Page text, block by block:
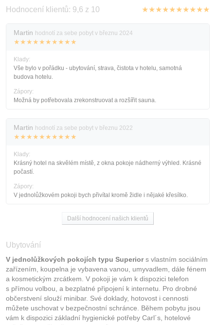
Hodnocení klientů: 9,6 z 10 ★★★★★★★★★★
Martin hodnotí za sebe pobyt v březnu 2024
★★★★★★★★★★
Klady:
Vše bylo v pořádku - ubytování, strava, čistota v hotelu, samotná
budova hotelu.
Zápory:
Možná by potřebovala zrekonstruovat a rozšířit sauna.
Martin hodnotí za sebe pobyt v březnu 2022
★★★★★★★★★★
Klady:
Krásný hotel na skvělém místě, z okna pokoje nádherný výhled. Krásné
počastí.
Zápory:
V jednolůžkovém pokoji bych přivítal kromě židle i nějaké křesílko.
Další hodnocení našich klientů
Ubytování
V jednolůžkových pokojích typu Superiors vlastním sociálním
zařízením, koupelna je vybavena vanou, umyvadlem, dále fénem
a kosmetickým zrcátkem. V pokoji je vám k dispozici telefon
s přímou volbou, a bezplatné připojení k internetu. Pro drobné
občerstvení slouží minibar. Své doklady, hotovost i cennosti
můžete uschovat v bezpečnostní schránce. Během pobytu jsou
vám k dispozici základní hygienické potřeby Carl´s, hotelové